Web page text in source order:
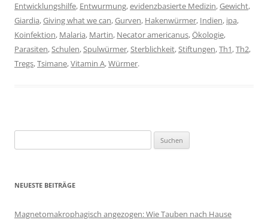
Entwicklungshilfe, Entwurmung,evidenzbasierte Medizin,Gewicht,
Giardia,Giving what we can,Gurven, Hakenwürmer, Indien, ipa,
Koinfektion, Malaria, Martin, Necator americanus,Ökologie,
Parasiten,Schulen,Spulwürmer,Sterblichkeit,Stiftungen,Th1,Th2,
Tregs,Tsimane,Vitamin A,Würmer.
nach:
NEUESTE BEITRÄGE
Magnetomakrophagisch angezogen: Wie Tauben nach Hause